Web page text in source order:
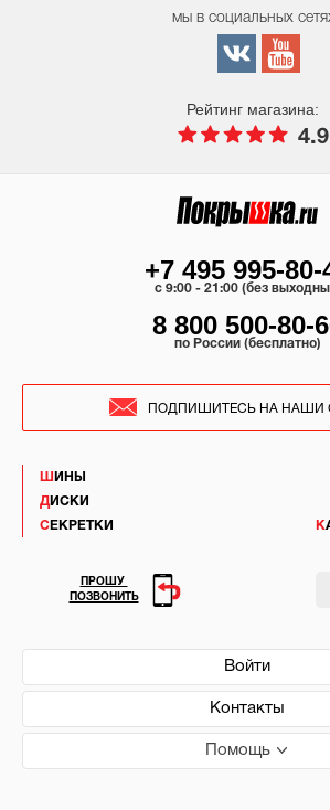
мы в социальных
Рейтинг магазина:
4.9
ШИНЫ
ДИСКИ
СЕКРЕТКИ
Войти
Контакты
Помощь
+7 495 995-80-
c 9:00 - 21:00 (без
8 800 500-80-
по России (бесплатно)
ПОДПИШИТЕСЬ НА НАШИ
ПРОШУ
ПОЗВОНИТЬ